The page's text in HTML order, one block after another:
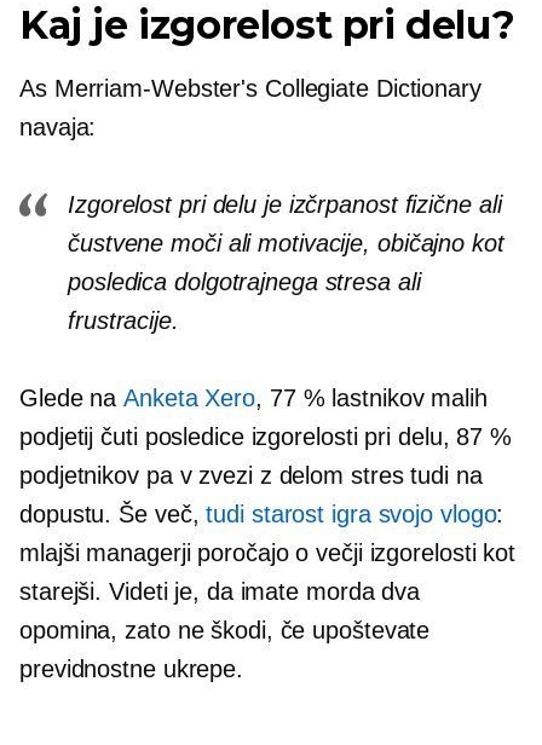
Kaj je izgorelost pri delu?
As Merriam-Webster's Collegiate Dictionary
navaja:
Izgorelost pri delu je izčrpanost fizične ali
čustvene moči ali motivacije, običajno kot
posledica dolgotrajnega stresa ali
frustracije.
Glede naAnketa Xero, 77 % lastnikov malih
podjetij čuti posledice izgorelosti pri delu, 87 %
podjetnikov pa v zvezi z delom stres tudi na
dopustu. Še več,tudi starost igra svojo vlogo:
mlajši managerji poročajo o večji izgorelosti kot
starejši. Videti je, da imate morda dva
opomina, zato ne škodi, če upoštevate
previdnostne ukrepe.